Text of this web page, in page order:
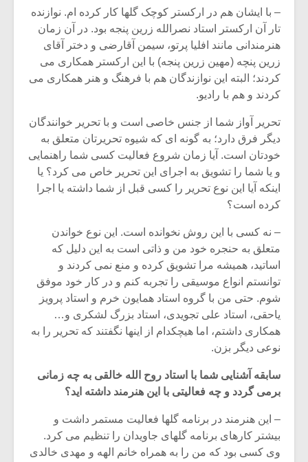
– با ایشان هم در ارکستر کوچک گلها کار کرده ام. نوازنده
تار آن ارکستر استاد نصرالله زرین پنجه بود. در آن زمان
هنرمندانی مانند افلیا پرتو، سیمن آقارضی و دختر آقای
زرین پنچه (مهین زرین پنجه) با این ارکستر همکاری می
کردند؛ البته این نوازندگان هم با فرهنگ و هنر همکاری می
کردند و هم با رادیو.
تحریر آواز شما از جنس خاصی است و با تحریر خوانندگان
دیگر فرق دارد؛ به گونه ای که شیوه تحریرتان متعلق به
خودتان است. آیا زمان شروع فعالیت کسی شما راهنمایی
و یا شما را تشویق به اجرای این تحریر خاص می کرد؟ یا
اینکه آیا این نوع تحریر را کسی قبل از شما داشته یا اجرا
کرده است؟
– نه کسی با این روش نخوانده است. این نوع خواندن
متعلق به حنجره خود من و ذاتی است به این دلیل که
اساتید، همیشه مرا تشویق کرده و منع نمی کردند و
توانستم انواع موسیقی را تجربه کنم و در کار خود موفق
شوم. حتی من با گروه استاد همایون خرم و استاد پرویز
یاحقی، استاد علی تجویدی، استاد بزرگ لشکری و…
همکاری داشتم، اما هیچکدام از اینها نگفتند که تحریر را به
نوعی دیگر بزن.
سابقه آشنایی شما با استاد روح الله خالقی به چه زمانی
برمی گردد و چه فعالیتی با این هنرمند داشته اید؟
– این هنرمند در برنامه گلها فعالیت مستمر داشت و
بیشتر کارهای برنامه گلهای جاویدان را تنظیم می کرد.
وی کسی بود که من را به همراه خانم الهه و مهدی خالدی